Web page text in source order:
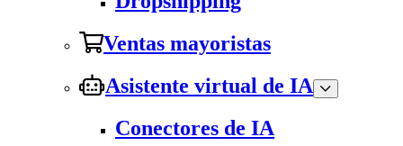
Ventas mayoristas
Asistente virtual de IA
Conectores de IA